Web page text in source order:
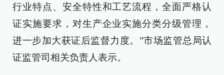
行业特点、安全特性和工艺流程，全面严格认
证实施要求，对生产企业实施分类分级管理，
进一步加大获证后监督力度。”市场监管总局认
证监管司相关负责人表示。